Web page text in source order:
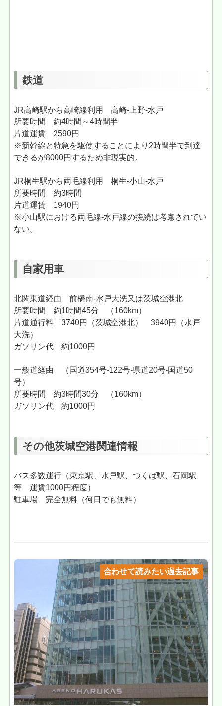
鉄道
JR高崎駅から高崎線利用 高崎-上野-水戸
所要時間 約4時間～4時間半
片道運賃 2590円
※新幹線と特急を駆使することにより2時間半で到達
できるが8000円するため非現実的。
JR桐生駅から両毛線利用 桐生-小山-水戸
所要時間 約3時間
片道運賃 1940円
※小山駅における両毛線-水戸線の接続は考慮されてい
ない。
自家用車
北関東道経由 前橋南-水戸大洗又は茨城空港北
所要時間 約1時間45分 （160km）
片道通行料 3740円（茨城空港北） 3940円（水戸
大洗）
ガソリン代 約1000円
一般道経由 （国道354号-122号-県道20号-国道50
号）
所要時間 約3時間30分 （160km）
ガソリン代 約1000円
その他茨城空港関連情報
バス多数運行（東京駅、水戸駅、つくば駅、石岡駅
等 運賃1000円程度）
駐車場 完全無料（何日でも無料）
合わせて読みたい過去記事